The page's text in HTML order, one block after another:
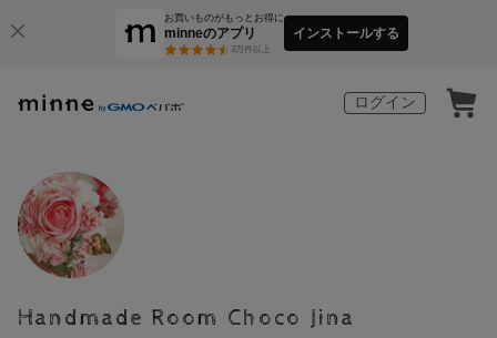
お買いものがもっとお得に
minneのアプリ
3万件以上
インストールする
ログイン
Handmade Room Choco Jina